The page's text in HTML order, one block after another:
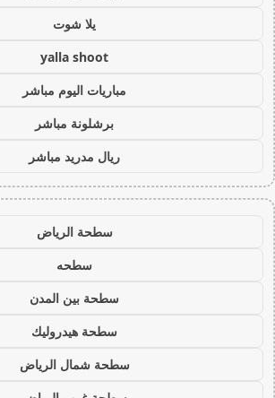
يلا شوت
yalla shoot
مباريات اليوم مباشر
برشلونة مباشر
ريال مدريد مباشر
سطحة الرياض
سطحه
سطحة بين المدن
سطحة هيدروليك
سطحة شمال الرياض